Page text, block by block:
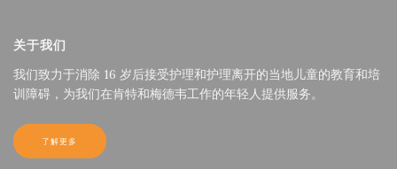
关于我们
我们致力于消除 16 岁后接受护理和护理离开的当地儿童的教育和培
训障碍，为我们在肯特和梅德韦工作的年轻人提供服务。
了解更多